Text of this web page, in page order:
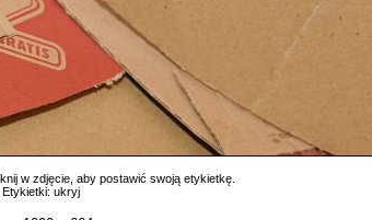
w zdjęcie, aby postawić swoją etykietkę.
Etykietki: ukryj